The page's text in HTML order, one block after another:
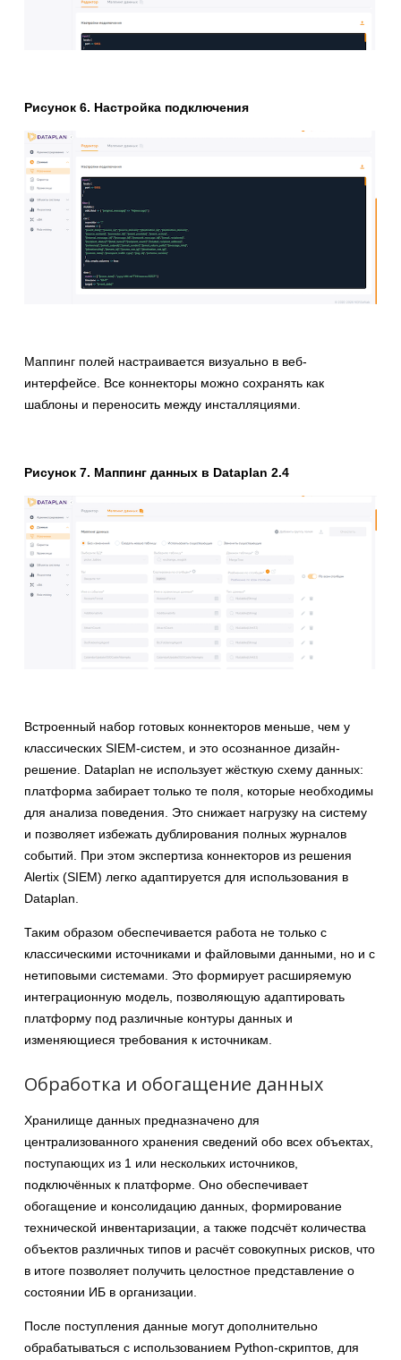
Рисунок 6. Настройка подключения
Маппинг полей настраивается визуально в веб-
интерфейсе. Все коннекторы можно сохранять как
шаблоны и переносить между инсталляциями.
Рисунок 7. Маппинг данных в Dataplan 2.4
Встроенный набор готовых коннекторов меньше, чем у
классических SIEM-систем, и это осознанное дизайн-
решение. Dataplan не использует жёсткую схему данных:
платформа забирает только те поля, которые необходимы
для анализа поведения. Это снижает нагрузку на систему
и позволяет избежать дублирования полных журналов
событий. При этом экспертиза коннекторов из решения
Alertix (SIEM) легко адаптируется для использования в
Dataplan.
Таким образом обеспечивается работа не только с
классическими источниками и файловыми данными, но и с
нетиповыми системами. Это формирует расширяемую
интеграционную модель, позволяющую адаптировать
платформу под различные контуры данных и
изменяющиеся требования к источникам.
Обработка и обогащение данных
Хранилище данных предназначено для
централизованного хранения сведений обо всех объектах,
поступающих из 1 или нескольких источников,
подключённых к платформе. Оно обеспечивает
обогащение и консолидацию данных, формирование
технической инвентаризации, а также подсчёт количества
объектов различных типов и расчёт совокупных рисков, что
в итоге позволяет получить целостное представление о
состоянии ИБ в организации.
После поступления данные могут дополнительно
обрабатываться с использованием Python-скриптов, для